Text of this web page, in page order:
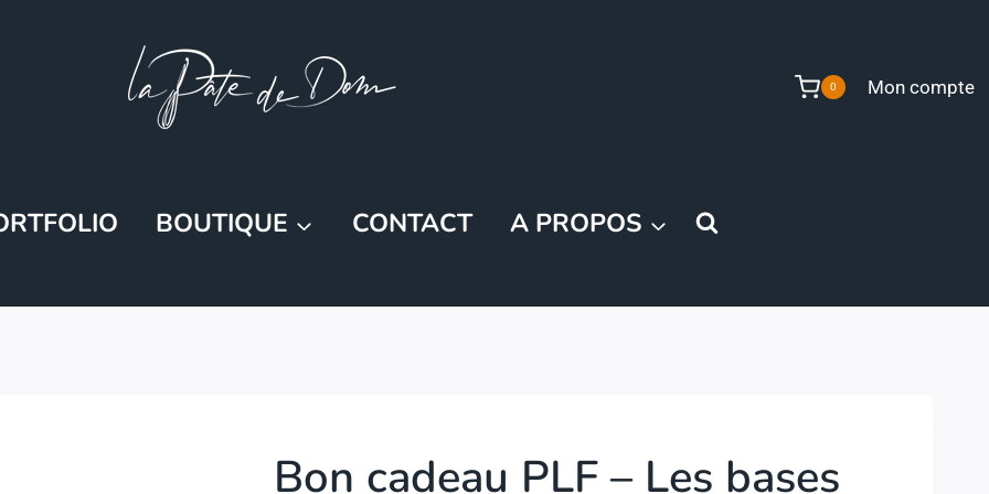
0 Mon compte
BOUTIQUE CONTACT A PROPOS
Bon cadeau PLF – Les bases